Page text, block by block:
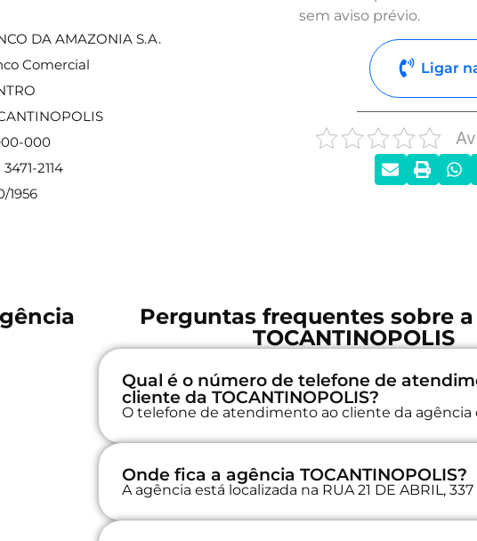
DA AMAZONIA S.A.
Comercial
000
3471-2114
1956
sem aviso prévio.
Ligar
Perguntas frequentes sobre
TOCANTINOPOLIS
Qual é o número de telefone de
cliente da TOCANTINOPOLIS?
O telefone de atendimento ao cliente da agência é
Onde fica a agência TOCANTINOPOLIS?
A agência está localizada na RUA 21 DE ABRIL, 337